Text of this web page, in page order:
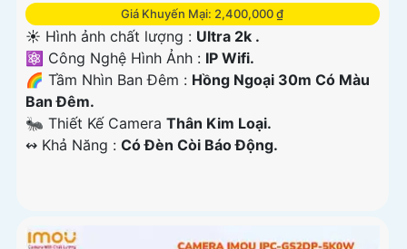
Giá Khuyến Mại: 2,400,000 ₫
☀️ Hình ảnh chất lượng : Ultra 2k .
⚛️ Công Nghệ Hình Ảnh : IP Wifi.
🌈 Tầm Nhìn Ban Đêm : Hồng Ngoại 30m Có Màu
Ban Đêm.
🐜 Thiết Kế Camera Thân Kim Loại.
️↭ Khả Năng : Có Đèn Còi Báo Động.